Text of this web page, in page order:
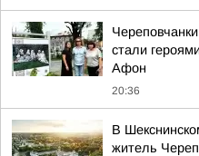
стали
Афон
20:36
В
житель